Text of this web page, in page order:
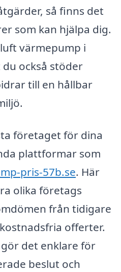
så finns det
som kan hjälpa dig.
värmepump i
också stöder
till en hållbar
företaget för dina
plattformar som
pris-57b.se. Här
olika företags
från tidigare
offerter.
det enklare för
beslut och